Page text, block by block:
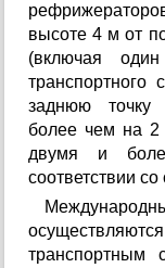
высоте 4 м от
(включая
транспортного
заднюю точку
более чем на 2
двумя и
соответствии
транспортным